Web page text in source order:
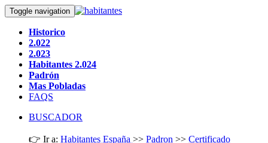
Toggle navigation
Historico
2.022
2.023
Habitantes 2.024
Padrón
Mas Pobladas
FAQS
BUSCADOR
👉 Ir a: Habitantes España >> Padron >> Certificado